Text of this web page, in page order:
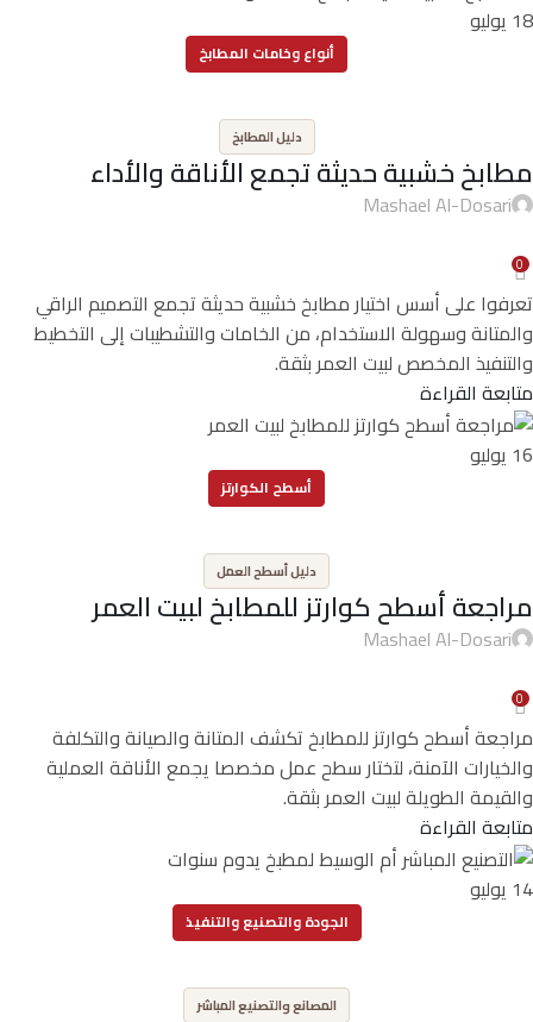
18 يوليو
أنواع وخامات المطابخ
دليل المطابخ
مطابخ خشبية حديثة تجمع الأناقة والأداء
Mashael Al-Dosari
0
تعرفوا على أسس اختيار مطابخ خشبية حديثة تجمع التصميم الراقي
والمتانة وسهولة الاستخدام، من الخامات والتشطيبات إلى التخطيط
والتنفيذ المخصص لبيت العمر بثقة.
متابعة القراءة
16 يوليو
أسطح الكوارتز
دليل أسطح العمل
مراجعة أسطح كوارتز للمطابخ لبيت العمر
Mashael Al-Dosari
0
مراجعة أسطح كوارتز للمطابخ تكشف المتانة والصيانة والتكلفة
والخيارات الآمنة، لتختار سطح عمل مخصصا يجمع الأناقة العملية
والقيمة الطويلة لبيت العمر بثقة.
متابعة القراءة
14 يوليو
الجودة والتصنيع والتنفيذ
المصانع والتصنيع المباشر